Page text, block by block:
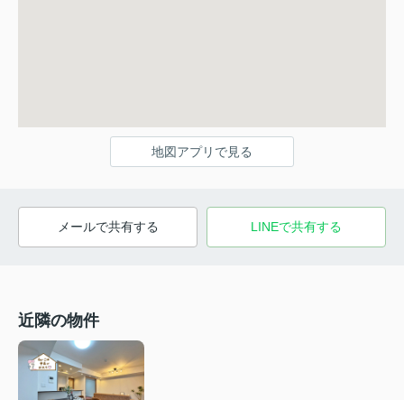
地図アプリで見る
メールで共有する LINEで共有する
近隣の物件